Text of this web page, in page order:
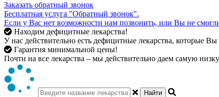
Заказать обратный звонок
Бесплатная услуга "Обратный звонок".
Если у Вас нет возможности нам позвонить, или Вы не
Находим дефицитные лекарства!
У нас действительно есть дефицитные лекарства, которые
Гарантия минимальной цены!
Почти на все лекарства – мы действительно даем самую
Найти